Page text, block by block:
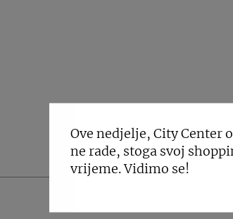
Ove nedjelje, City Center
ne rade, stoga svoj
vrijeme. Vidimo se!